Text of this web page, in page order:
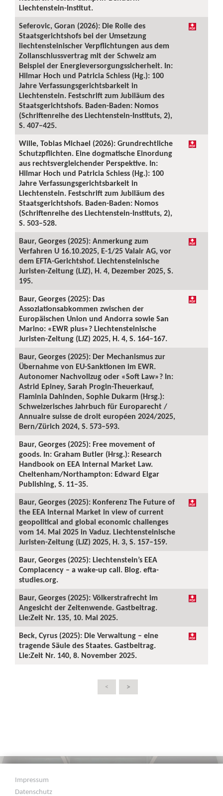
Liechtenstein-Institut.
Seferovic, Goran (2026): Die Rolle des
Staatsgerichtshofs bei der Umsetzung
liechtensteinischer Verpflichtungen aus dem
Zollanschlussvertrag mit der Schweiz am
Beispiel der Energieversorgungssicherheit. In:
Hilmar Hoch und Patricia Schiess (Hg.): 100
Jahre Verfassungsgerichtsbarkeit in
Liechtenstein. Festschrift zum Jubiläum des
Staatsgerichtshofs. Baden-Baden: Nomos
(Schriftenreihe des Liechtenstein-Instituts, 2),
S. 407–425.
Wille, Tobias Michael (2026): Grundrechtliche
Schutzpflichten. Eine dogmatische Einordung
aus rechtsvergleichender Perspektive. In:
Hilmar Hoch und Patricia Schiess (Hg.): 100
Jahre Verfassungsgerichtsbarkeit in
Liechtenstein. Festschrift zum Jubiläum des
Staatsgerichtshofs. Baden-Baden: Nomos
(Schriftenreihe des Liechtenstein-Instituts, 2),
S. 503–528.
Baur, Georges (2025): Anmerkung zum
Verfahren U 16.10.2025, E-1/25 Valair AG, vor
dem EFTA-Gerichtshof. Liechtensteinische
Juristen-Zeitung (LJZ), H. 4, Dezember 2025, S.
195.
Baur, Georges (2025): Das
Assoziationsabkommen zwischen der
Europäischen Union und Andorra sowie San
Marino: «EWR plus»? Liechtensteinische
Juristen-Zeitung (LJZ) 2025, H. 4, S. 164–167.
Baur, Georges (2025): Der Mechanismus zur
Übernahme von EU-Sanktionen im EWR.
Autonomer Nachvollzug oder «Soft Law»? In:
Astrid Epiney, Sarah Progin-Theuerkauf,
Flaminia Dahinden, Sophie Dukarm (Hrsg.):
Schweizerisches Jahrbuch für Europarecht /
Annuaire suisse de droit européen 2024/2025,
Bern/Zürich 2024, S. 573–593.
Baur, Georges (2025): Free movement of
goods. In: Graham Butler (Hrsg.): Research
Handbook on EEA Internal Market Law.
Cheltenham/Northampton: Edward Elgar
Publishing, S. 11–35.
Baur, Georges (2025): Konferenz The Future of
the EEA Internal Market in view of current
geopolitical and global economic challenges
vom 14. Mai 2025 in Vaduz. Liechtensteinische
Juristen-Zeitung (LJZ) 2025, H. 3, S. 157–159.
Baur, Georges (2025): Liechtenstein’s EEA
Complacency – a wake-up call. Blog. efta-
studies.org.
Baur, Georges (2025): Völkerstrafrecht im
Angesicht der Zeitenwende. Gastbeitrag.
Lie:Zeit Nr. 135, 10. Mai 2025.
Beck, Cyrus (2025): Die Verwaltung – eine
tragende Säule des Staates. Gastbeitrag.
Lie:Zeit Nr. 140, 8. November 2025.
< >
Impressum
Datenschutz